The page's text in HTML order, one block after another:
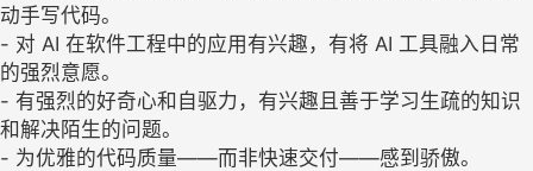
动手写代码。
- 对 AI 在软件工程中的应用有兴趣，有将 AI 工具融入日常
的强烈意愿。
- 有强烈的好奇心和自驱力，有兴趣且善于学习生疏的知识
和解决陌生的问题。
- 为优雅的代码质量——而非快速交付——感到骄傲。